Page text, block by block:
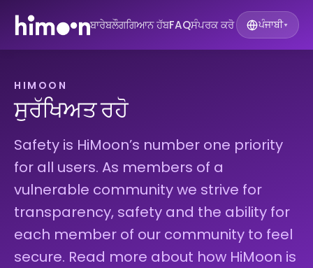
ਬਾਰੇਬਲੌਗਗਿਆਨ ਹੱਬFAQਸੰਪਰਕ ਕਰੋ ਪੰਜਾਬੀ▾
HIMOON
ਸੁਰੱਖਿਅਤ ਰਹੋ
Safety is HiMoon’s number one priority
for all users. As members of a
vulnerable community we strive for
transparency, safety and the ability for
each member of our community to feel
secure. Read more about how HiMoon is